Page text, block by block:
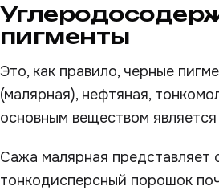
пигменты
Это, как правило, черные
(малярная), нефтяная,
основным веществом
Сажа малярная представляет
тонкодисперсный порошок